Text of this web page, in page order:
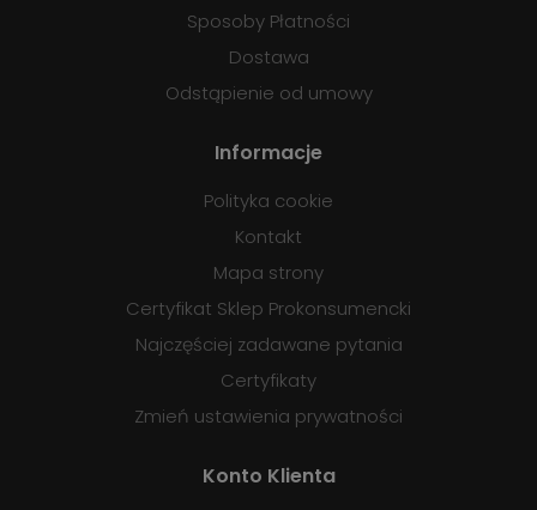
Sposoby Płatności
Dostawa
Odstąpienie od umowy
Informacje
Polityka cookie
Kontakt
Mapa strony
Certyfikat Sklep Prokonsumencki
Najczęściej zadawane pytania
Certyfikaty
Zmień ustawienia prywatności
Konto Klienta